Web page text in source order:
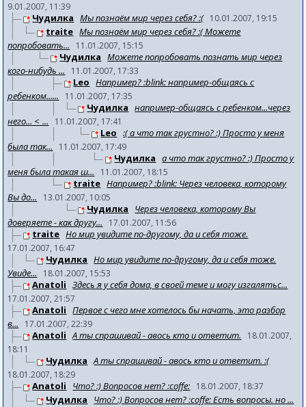
9.01.2007, 11:39
Чудилка Мы познаём мир через себя? :( 10.01.2007, 19:15
traite Мы познаём мир через себя? :( Можете
попробовать...
11.01.2007, 15:15
Чудилка Можете попробовать познать мир через
кого-нибудь ...
11.01.2007, 17:33
Leo Например? :blink: например-общаясь с
ребенком......
11.01.2007, 17:35
Чудилка например-общаясь с ребенком...через
него... <_...
11.01.2007, 17:41
Leo :( а что так грустно? :) Просто у меня
была так...
11.01.2007, 17:49
Чудилка а что так грустно? :) Просто у
меня была такая ш...
11.01.2007, 18:15
traite Например? :blink: Через человека, которому
Вы до...
13.01.2007, 10:05
Чудилка
Через человека, которому Вы
доверяете - как другу...
17.01.2007, 11:56
traite Но мир увидите по-другому, да и себя тоже.
17.01.2007, 16:47
Чудилка Но мир увидите по-другому, да и себя тоже.
Увиде...
18.01.2007, 15:53
Anatoli Здесь я у себя дома, в своей теме и могу изгалятьс...
17.01.2007, 21:57
Anatoli Первое с чего мне хотелось бы начать, это разбор
в...
17.01.2007, 22:39
Anatoli А ты спрашивай - авось кто и ответит.
18.01.2007,
18:11
Чудилка А ты спрашивай - авось кто и ответит. :(
18.01.2007, 18:29
Anatoli Что? :) Вопросов нет? :coffe: 18.01.2007, 18:37
Чудилка Что? :) Вопросов нет? :coffe: Есть вопросы. но ...